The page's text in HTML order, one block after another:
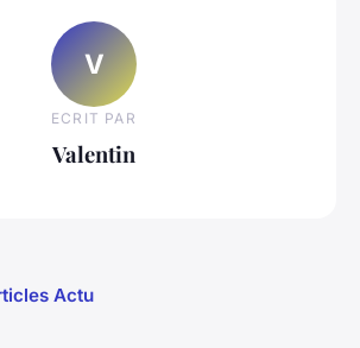
V
ECRIT PAR
Valentin
Actu